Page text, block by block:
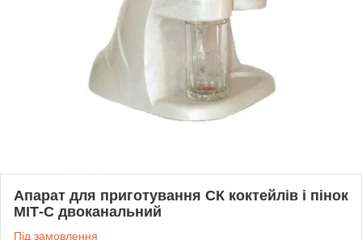
Апарат для приготування СК коктейлів і пінок
МІТ-С двоканальний
Під замовлення